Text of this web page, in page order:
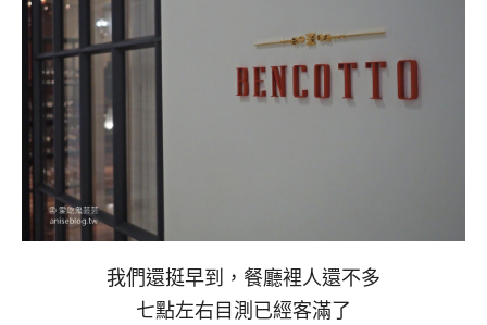
我們還挺早到，餐廳裡人還不多
七點左右目測已經客滿了